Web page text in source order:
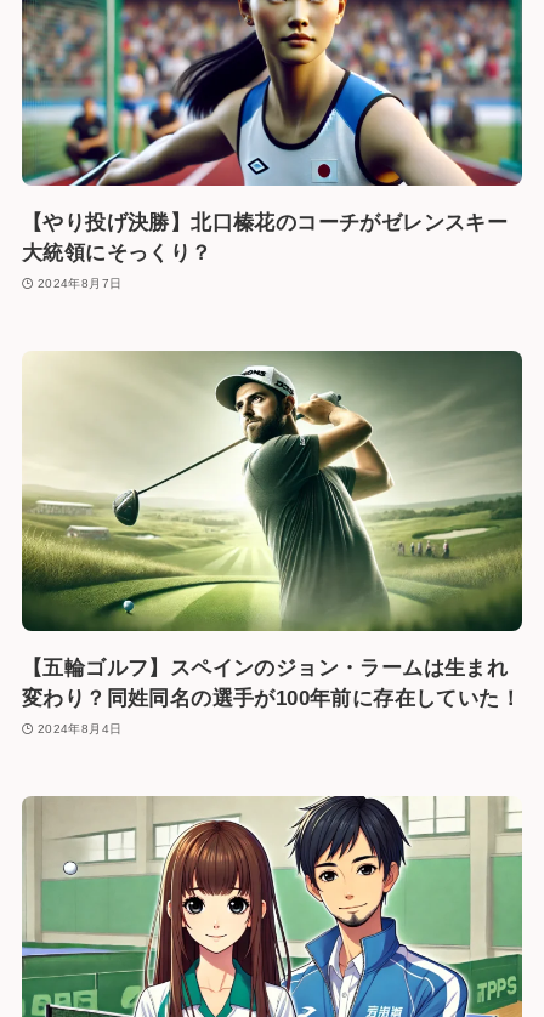
【やり投げ決勝】北口榛花のコーチがゼレンスキー
大統領にそっくり？
2024年8月7日
【五輪ゴルフ】スペインのジョン・ラームは生まれ
変わり？同姓同名の選手が100年前に存在していた！
2024年8月4日